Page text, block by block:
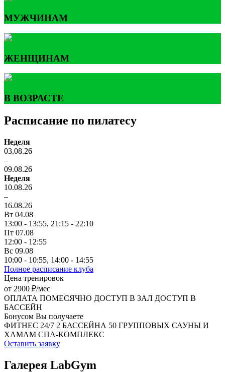
МУЖЧИНАМ
ЖЕНЩИНАМ
В ВОЗРАСТЕ
Расписание по пилатесу
Неделя
03.08.26
–
09.08.26
Неделя
10.08.26
–
16.08.26
Вт 04.08
13:00 - 13:55, 21:15 - 22:10
Пт 07.08
12:00 - 12:55
Вс 09.08
10:00 - 10:55, 14:00 - 14:55
Полное расписание клуба
Цена тренировок
от 2900 ₽/мес
ОПЛАТА ПОМЕСЯЧНО ДОСТУП В ЗАЛ ДОСТУП В
БАССЕЙН
Бонусом Вы получаете
ФИТНЕС 24/7 2 БАССЕЙНА 50 ГРУППОВЫХ САУНЫ И
ХАМАМ СПА-КОМПЛЕКС
Оставить заявку
Галерея LabGym